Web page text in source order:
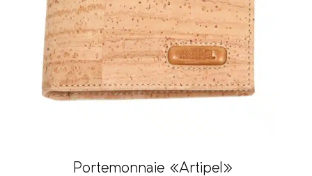
Portemonnaie «Artipel»